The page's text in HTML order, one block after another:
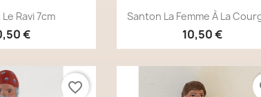
rapide
Ravi 7cm
€
Aperçu rapide
Santon La Femme À La
10,50 €
favorite_border